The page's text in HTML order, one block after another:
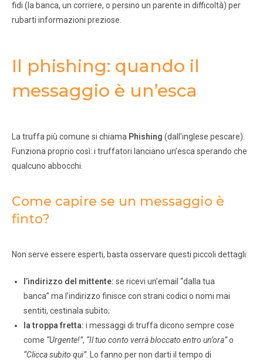
fidi (la banca, un corriere, o persino un parente in difficoltà) per
rubarti informazioni preziose.
Il phishing: quando il
messaggio è un’esca
La truffa più comune si chiama Phishing (dall’inglese pescare).
Funziona proprio così: i truffatori lanciano un’esca sperando che
qualcuno abbocchi.
Come capire se un messaggio è
finto?
Non serve essere esperti, basta osservare questi piccoli dettagli:
l’indirizzo del mittente: se ricevi un’email “dalla tua
banca” ma l’indirizzo finisce con strani codici o nomi mai
sentiti, cestinala subito;
la troppa fretta: i messaggi di truffa dicono sempre cose
come “Urgente!”, “Il tuo conto verrà bloccato entro un’ora”o
“Clicca subito qui”. Lo fanno per non darti il tempo di